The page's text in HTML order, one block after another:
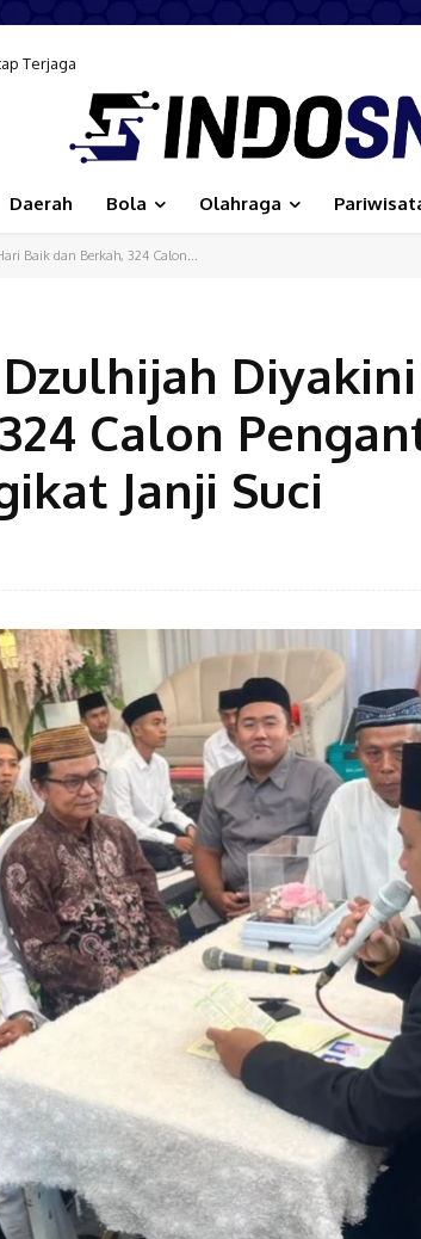
TerjagaPembangunan Inklusif, Diusulkan Ikut Penilaian HAM
Daerah Bola Olahraga
Baik dan Berkah, 324 Calon...
Dzulhijah
Calon
Janji Suci